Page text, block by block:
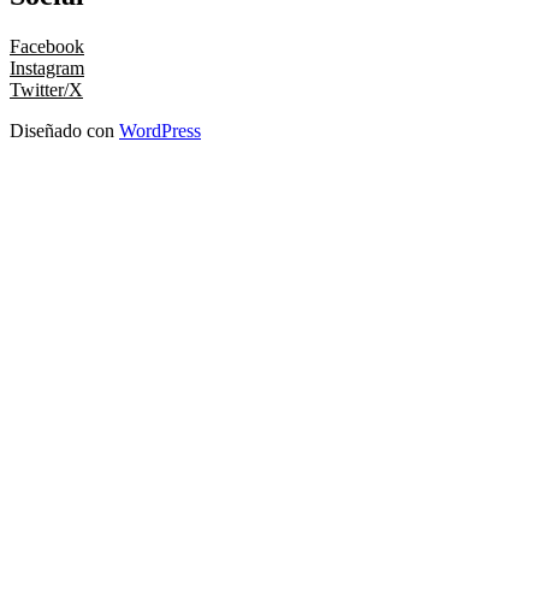
Facebook
Instagram
Twitter/X
Diseñado con WordPress